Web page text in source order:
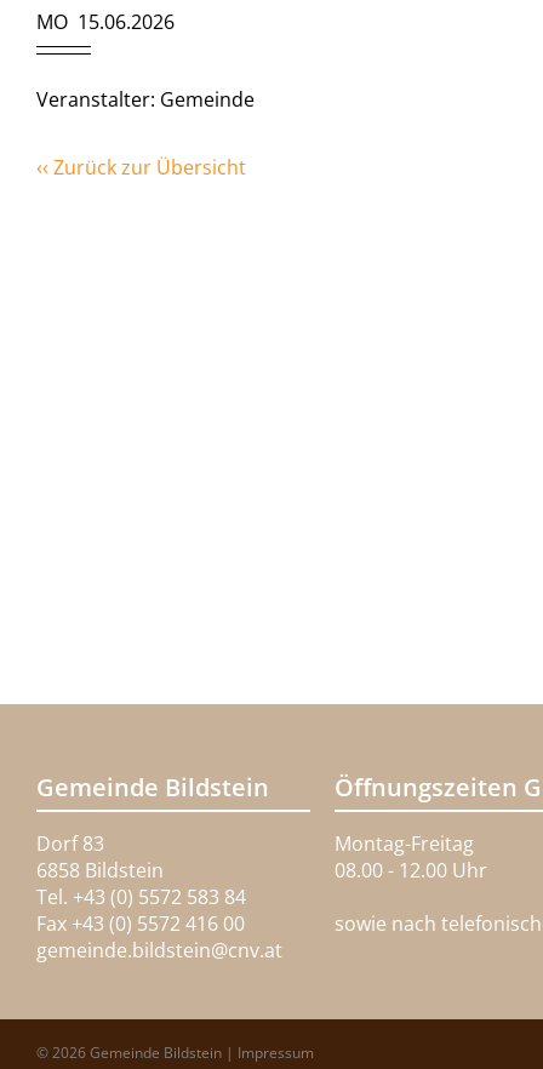
MO 15.06.2026
Veranstalter: Gemeinde
‹‹ Zurück zur Übersicht
Gemeinde Bildstein
Dorf 83
6858 Bildstein
Tel. +43 (0) 5572 583 84
Fax +43 (0) 5572 416 00
gemeinde.bildstein@cnv.at
Öffnungszeiten
Montag-Freitag
08.00 - 12.00 Uhr
sowie nach
© 2026 Gemeinde Bildstein | Impressum